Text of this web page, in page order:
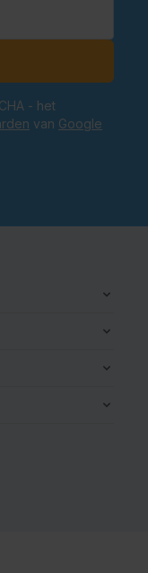
- het
van Google